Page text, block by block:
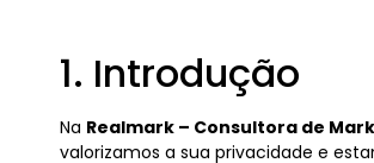
1. Introdução
Na Realmark – Consultora de
valorizamos a sua privacidade e